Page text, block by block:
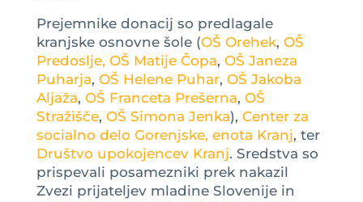
Prejemnike donacij so predlagale
kranjske osnovne šole (OŠ Orehek, OŠ
Predoslje, OŠ Matije Čopa, OŠ Janeza
Puharja, OŠ Helene Puhar, OŠ Jakoba
Aljaža, OŠ Franceta Prešerna, OŠ
Stražišče, OŠ Simona Jenka), Center za
socialno delo Gorenjske, enota Kranj, ter
Društvo upokojencev Kranj. Sredstva so
prispevali posamezniki prek nakazil
Zvezi prijateljev mladine Slovenije in